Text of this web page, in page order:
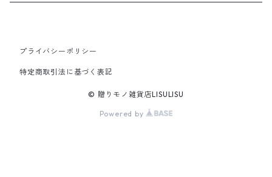
プライバシーポリシー
特定商取引法に基づく表記
© 贈りモノ雑貨店LISULISU
Powered by